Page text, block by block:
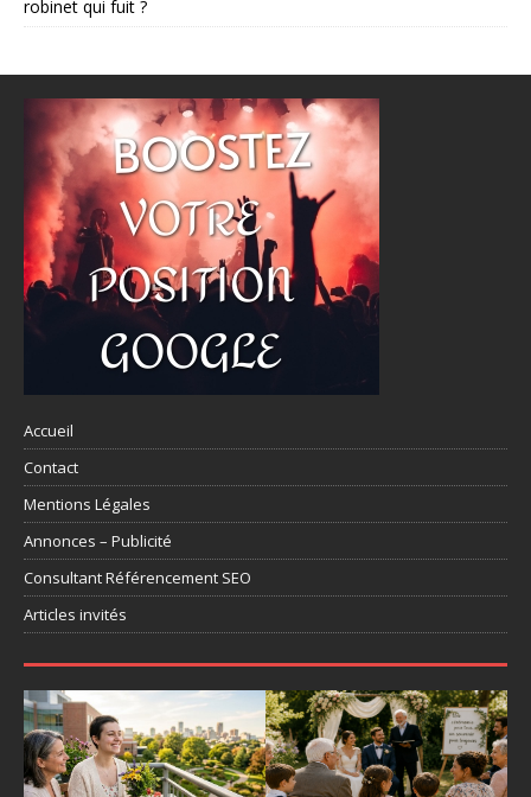
robinet qui fuit ?
Accueil
Contact
Mentions Légales
Annonces – Publicité
Consultant Référencement SEO
Articles invités